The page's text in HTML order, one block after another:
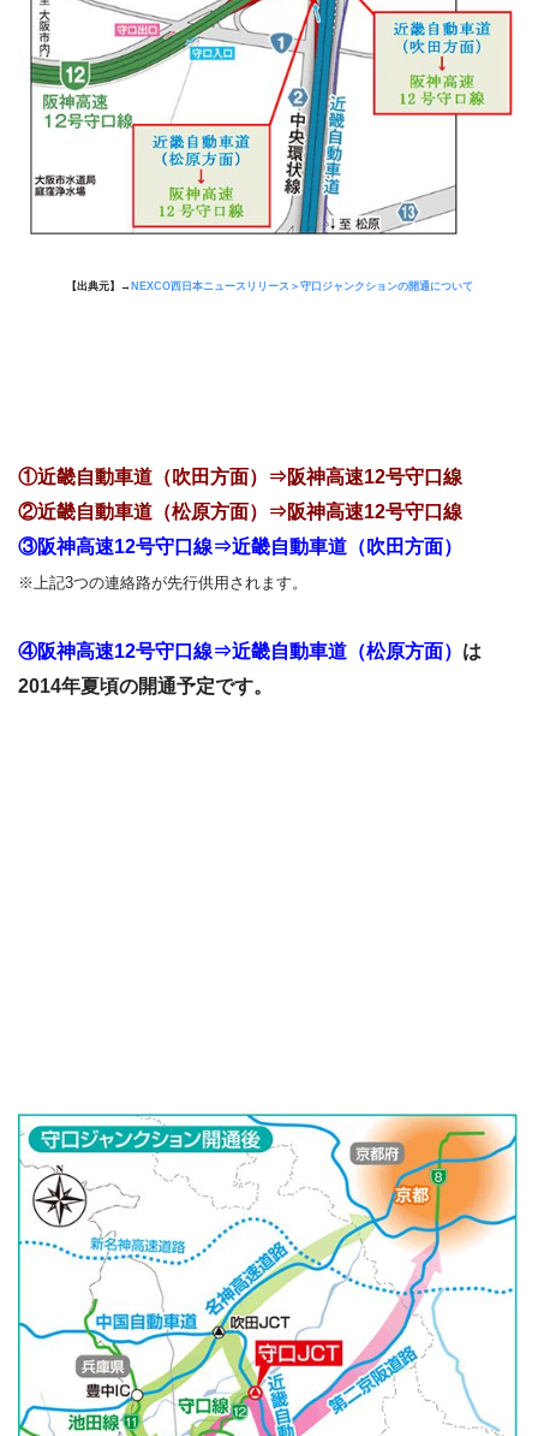
【出典元】→ NEXCO西日本ニュースリリース＞守口ジャンクションの開通について
①近畿自動車道（吹田方面）⇒阪神高速12号守口線
②近畿自動車道（松原方面）⇒阪神高速12号守口線
③阪神高速12号守口線⇒近畿自動車道（吹田方面）
※上記3つの連絡路が先行供用されます。
④阪神高速12号守口線⇒近畿自動車道（松原方面） は
2014年夏頃の開通予定です。